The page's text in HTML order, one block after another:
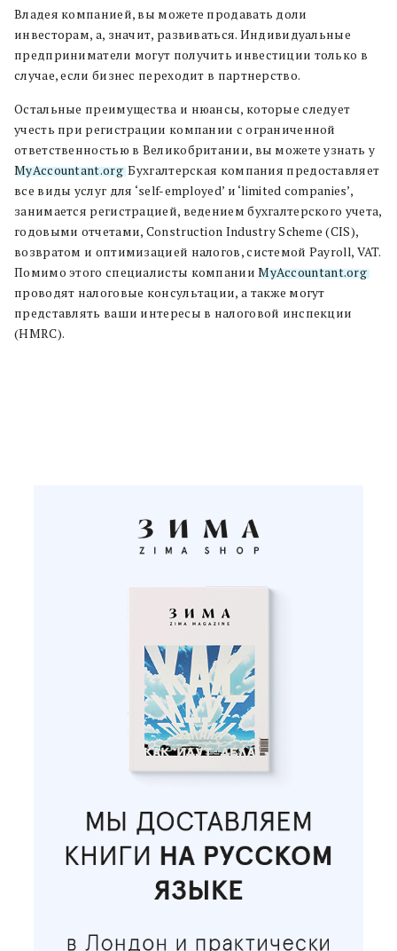
Владея компанией, вы можете продавать доли
инвесторам, а, значит, развиваться. Индивидуальные
предприниматели могут получить инвестиции только в
случае, если бизнес переходит в партнерство.
Остальные преимущества и нюансы, которые следует
учесть при регистрации компании с ограниченной
ответственностью в Великобритании, вы можете узнать у
MyAccountant.org. Бухгалтерская компания предоставляет
все виды услуг для ‘self-employed’ и ‘limited companies’,
занимается регистрацией, ведением бухгалтерского учета,
годовыми отчетами, Construction Industry Scheme (CIS),
возвратом и оптимизацией налогов, системой Payroll, VAT.
Помимо этого специалисты компанииMyAccountant.org
проводят налоговые консультации, а также могут
представлять ваши интересы в налоговой инспекции
(HMRC).